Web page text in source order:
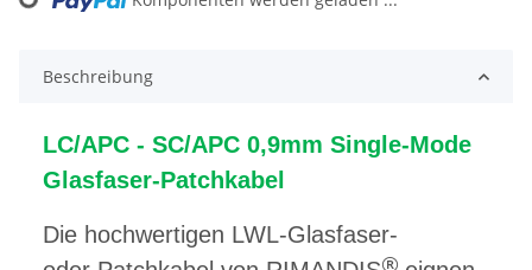
Loading...
Beschreibung
LC/APC - SC/APC 0,9mm Single-Mode
Glasfaser-Patchkabel
Die hochwertigen LWL-Glasfaser-
®